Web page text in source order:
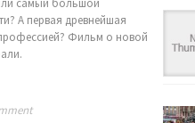
самый большой
А первая древнейшая
Фильм о новой